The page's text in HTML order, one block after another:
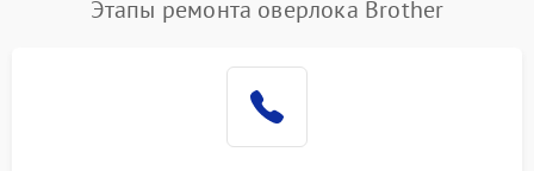
подачи масла
1500 ₽ Подробнее →
500 ₽
Этапы ремонта оверлока Brother